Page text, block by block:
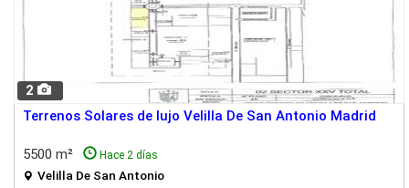
2
Terrenos Solares de lujo Velilla De San Antonio Madrid
5500 m² Hace 2 días
Velilla De San Antonio